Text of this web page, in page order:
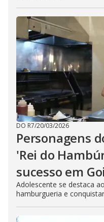
DO R7/20/03/2026
Personagens
'Rei do
sucesso em
Adolescente se destaca
hamburgueria e